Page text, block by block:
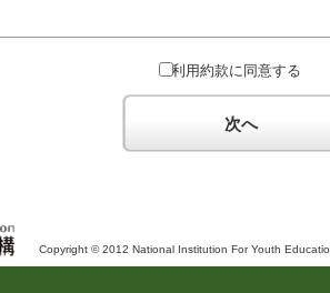
ための政治教育その他の政治的活動を目的とし
るための宗教教育その他の宗教的活動を目的と
活動をアピールする活動等)
まりやマナーを守るとともに、他の利用団体の
利用約款に同意する
次へ
Copyright © 2012 National Institution For Youth